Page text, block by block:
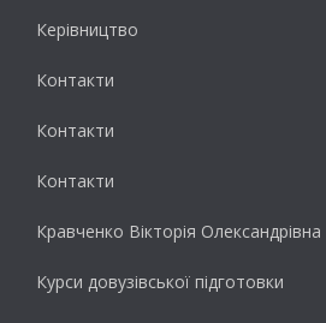
Керівництво
Контакти
Контакти
Контакти
Кравченко Вікторія Олександрівна
Курси довузівської підготовки